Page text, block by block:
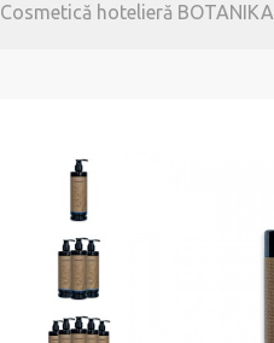
Cosmetică hotelieră BOTANIKA